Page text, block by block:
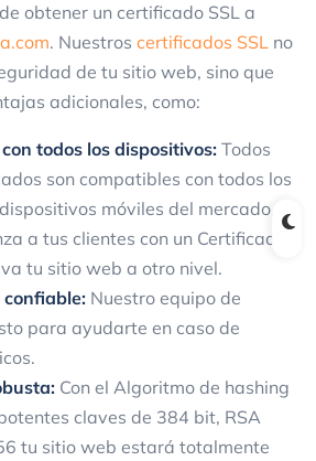
obtener un certificado SSL a
. Nuestros certificados SSL no
de tu sitio web, sino que
adicionales, como:
todos los dispositivos: Todos
son compatibles con todos los
móviles del mercado,
a tus clientes con un Certificado
tu sitio web a otro nivel.
confiable: Nuestro equipo de
para ayudarte en caso de
Con el Algoritmo de hashing
claves de 384 bit, RSA
tu sitio web estará totalmente